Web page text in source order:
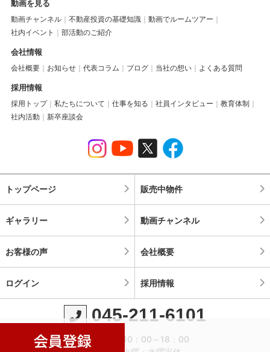
動画を見る
動画チャンネル 不動産投資の基礎知識
動画でルームツアー
社内イベント
部活動のご紹介
会社情報
会社概要 お知らせ 代表コラム ブログ 当社の想い よくある質問
採用情報
採用トップ 私たちについて 仕事を知る 社員インタビュー
教育体制
社内活動
新卒座談会
トップページ 販売中物件
ギャラリー 動画チャンネル
お客様の声 会社概要
ログイン 採用情報
045-211-6101
営業時間：10：00～18：00